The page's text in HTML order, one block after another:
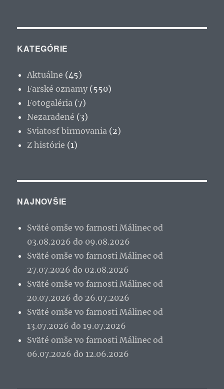
KATEGÓRIE
Aktuálne (45)
Farské oznamy (550)
Fotogaléria (7)
Nezaradené (3)
Sviatosť birmovania (2)
Z histórie (1)
NAJNOVŠIE
Sväté omše vo farnosti Málinec od
03.08.2026 do 09.08.2026
Sväté omše vo farnosti Málinec od
27.07.2026 do 02.08.2026
Sväté omše vo farnosti Málinec od
20.07.2026 do 26.07.2026
Sväté omše vo farnosti Málinec od
13.07.2026 do 19.07.2026
Sväté omše vo farnosti Málinec od
06.07.2026 do 12.06.2026